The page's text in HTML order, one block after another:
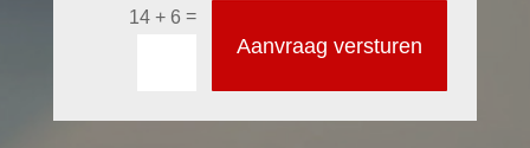
14 + 6 =
Aanvraag versturen